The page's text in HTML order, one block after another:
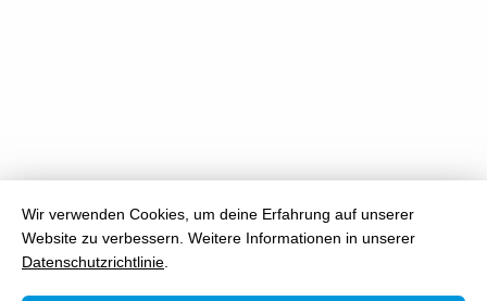
Wir verwenden Cookies, um deine Erfahrung auf unserer
Website zu verbessern. Weitere Informationen in unserer
Datenschutzrichtlinie